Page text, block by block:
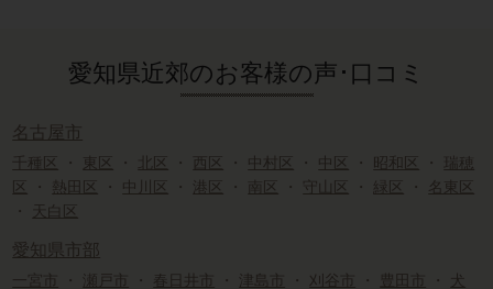
愛知県近郊のお客様の声･口コミ
名古屋市
千種区 ・ 東区 ・ 北区 ・ 西区 ・ 中村区 ・ 中区 ・ 昭和区 ・
瑞穂
区
・ 熱田区 ・ 中川区 ・ 港区 ・ 南区 ・ 守山区 ・ 緑区 ・
名東区
・
天白区
愛知県市部
一宮市 ・ 瀬戸市 ・ 春日井市 ・ 津島市 ・ 刈谷市 ・ 豊田市 ・
犬